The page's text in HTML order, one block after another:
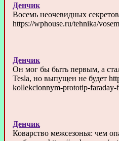
Денчик
Восемь неочевидных
https://wphouse.ru/tehnika/
Денчик
Он мог бы быть первым, а
Tesla, но выпущен не будет
kollekcionnym-prototip-
Денчик
Коварство межсезонья: чем